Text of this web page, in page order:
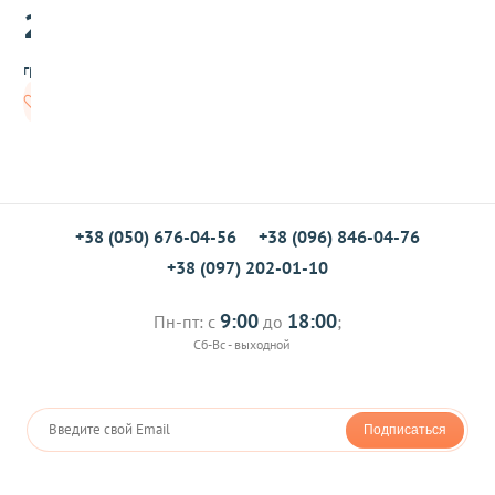
л
я
е
к
п
к
20
грн/шт
+38 (050) 676-04-56
+38 (096) 846-04-76
+38 (097) 202-01-10
Пн-пт: с 9:00 до 18:00;
Сб-Вс - выходной
Подписаться